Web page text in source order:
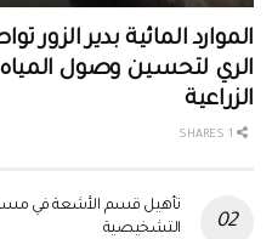
الموارد المائية بدير الزور
الري لتحسين وصول المياه
الزراعية
1 SHARES
تأهيل قسم الأشعة في
التشخيصية